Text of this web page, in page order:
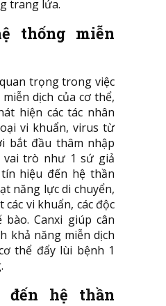
trang lứa.
thống miễn
trọng trong việc
dịch của cơ thể,
hiện các tác nhân
vi khuẩn, virus từ
bắt đầu thâm nhập
vai trò như 1 sứ giả
hiệu đến hệ thần
năng lực di chuyển,
các vi khuẩn, các độc
Canxi giúp cân
khả năng miễn dịch
thể đẩy lùi bệnh 1
đến hệ thần